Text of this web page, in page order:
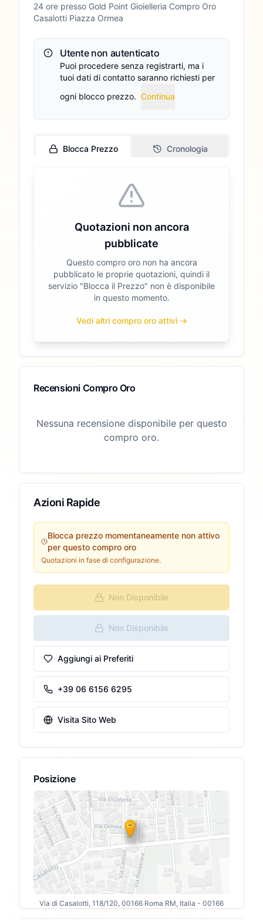
24 ore presso Gold Point Gioielleria Compro Oro
Casalotti Piazza Ormea
Utente non autenticato
Puoi procedere senza registrarti, ma i
tuoi dati di contatto saranno richiesti per
ogni blocco prezzo. Continua
Blocca Prezzo Cronologia
Quotazioni non ancora
pubblicate
Questo compro oro non ha ancora
pubblicato le proprie quotazioni, quindi il
servizio "Blocca il Prezzo" non è disponibile
in questo momento.
Vedi altri compro oro attivi →
Recensioni Compro Oro
Nessuna recensione disponibile per questo
compro oro.
Azioni Rapide
Blocca prezzo momentaneamente non attivo
per questo compro oro
Quotazioni in fase di configurazione.
Non Disponibile
Non Disponibile
Aggiungi ai Preferiti
+39 06 6156 6295
Visita Sito Web
Posizione
Via di Casalotti, 118/120, 00166 Roma RM, Italia - 00166